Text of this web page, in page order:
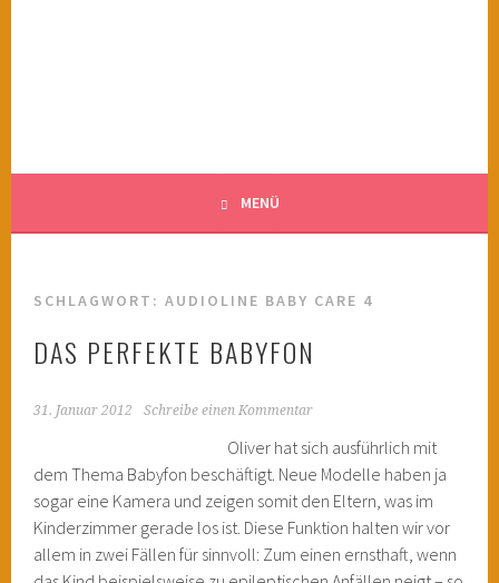
MENÜ
SCHLAGWORT:AUDIOLINE BABY CARE 4
DAS PERFEKTE BABYFON
31. Januar 2012 Schreibe einen Kommentar
Oliver hat sich ausführlich mit
dem Thema Babyfon beschäftigt. Neue Modelle haben ja
sogar eine Kamera und zeigen somit den Eltern, was im
Kinderzimmer gerade los ist. Diese Funktion halten wir vor
allem in zwei Fällen für sinnvoll: Zum einen ernsthaft, wenn